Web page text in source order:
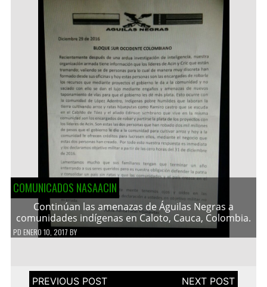
COMUNICADOS NASAACIN
Continúan las amenazas de Águilas Negras a
comunidades indígenas en Caloto, Cauca, Colombia.
PD ENERO 10, 2017 BY
Navegación